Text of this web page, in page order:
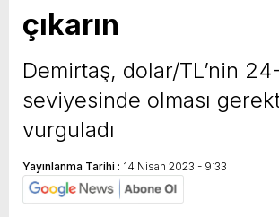
çıkarın
Demirtaş, dolar/TL’nin
seviyesinde olması
vurguladı
Yayınlanma Tarihi : 14 Nisan 2023 - 9:33